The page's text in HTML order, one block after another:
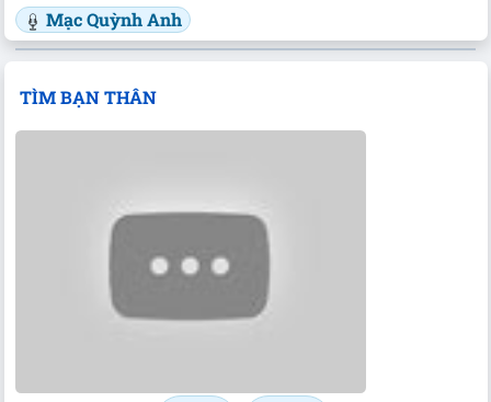
Mạc Quỳnh Anh
TÌM BẠN THÂN